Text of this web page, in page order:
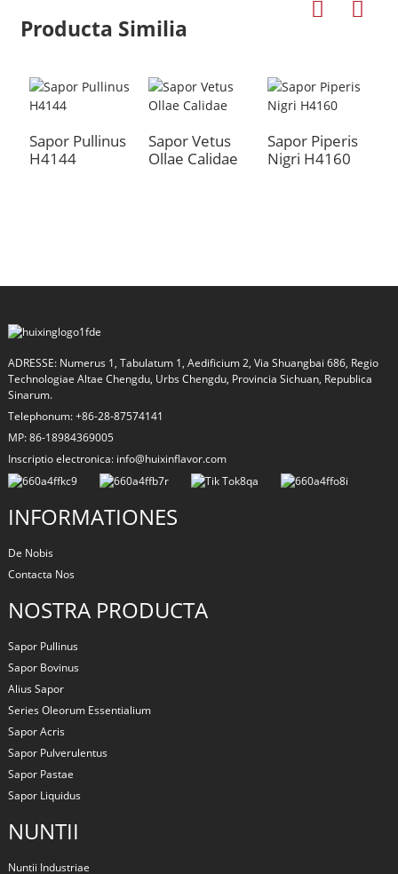
Producta Similia
Sapor Pullinus
H4144
Sapor Vetus
Ollae Calidae
Sapor Piperis
Nigri H4160
ADRESSE: Numerus 1, Tabulatum 1, Aedificium 2, Via Shuangbai 686, Regio
Technologiae Altae Chengdu, Urbs Chengdu, Provincia Sichuan, Republica
Sinarum.
Telephonum: +86-28-87574141
MP: 86-18984369005
Inscriptio electronica: info@huixinflavor.com
INFORMATIONES
De Nobis
Contacta Nos
NOSTRA PRODUCTA
Sapor Pullinus
Sapor Bovinus
Alius Sapor
Series Oleorum Essentialium
Sapor Acris
Sapor Pulverulentus
Sapor Pastae
Sapor Liquidus
NUNTII
Nuntii Industriae